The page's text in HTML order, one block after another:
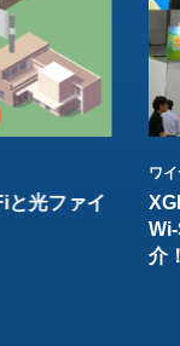
光ファイ
ワ
介